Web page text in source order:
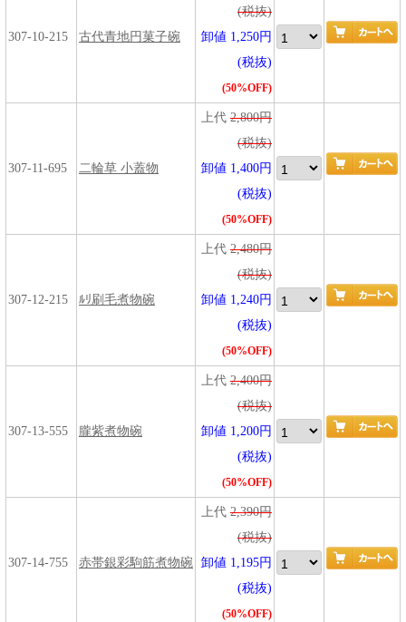
307-10-215 古代青地円菓子碗
(税抜)
卸値 1,250円
(税抜)
(50%OFF)
307-11-695 二輪草 小蓋物
上代 2,800円
(税抜)
卸値 1,400円
(税抜)
(50%OFF)
307-12-215 ﾙﾘ刷毛煮物碗
上代 2,480円
(税抜)
卸値 1,240円
(税抜)
(50%OFF)
307-13-555 朧紫煮物碗
上代 2,400円
(税抜)
卸値 1,200円
(税抜)
(50%OFF)
307-14-755 赤帯銀彩駒筋煮物碗
上代 2,390円
(税抜)
卸値 1,195円
(税抜)
(50%OFF)